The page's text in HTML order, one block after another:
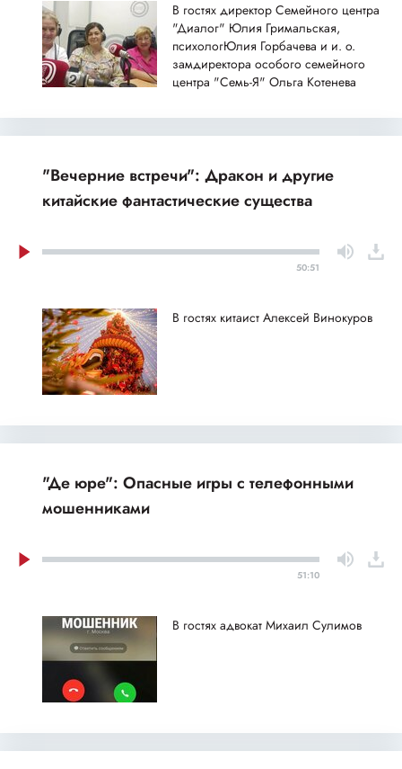
В гостях директор Семейного центра
"Диалог" Юлия Гримальская,
психологЮлия Горбачева и и. о.
замдиректора особого семейного
центра "Семь-Я" Ольга Котенева
"Вечерние встречи": Дракон и другие
китайские фантастические существа
50:51
В гостях китаист Алексей Винокуров
"Де юре": Опасные игры с телефонными
мошенниками
51:10
В гостях адвокат Михаил Сулимов